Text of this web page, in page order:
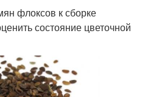
флоксов к сборке
состояние цветочной